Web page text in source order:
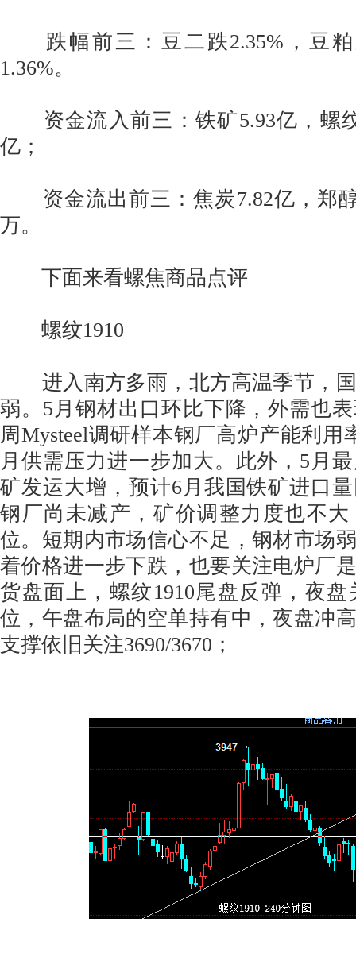
跌幅前三：豆二跌2.35%，豆粕
1.36%。
资金流入前三：铁矿5.93亿，螺纹
亿；
资金流出前三：焦炭7.82亿，郑醇
万。
下面来看螺焦商品点评
螺纹1910
进入南方多雨，北方高温季节，国
弱。5月钢材出口环比下降，外需也
周Mysteel调研样本钢厂高炉产能利用
月供需压力进一步加大。此外，5月
矿发运大增，预计6月我国铁矿进口
钢厂尚未减产，矿价调整力度也不
位。短期内市场信心不足，钢材市场
着价格进一步下跌，也要关注电炉厂
货盘面上，螺纹1910尾盘反弹，夜盘
位，午盘布局的空单持有中，夜盘冲
支撑依旧关注3690/3670；